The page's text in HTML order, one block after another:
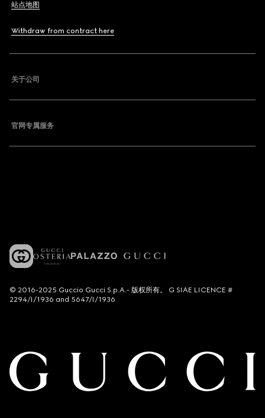
站点地图
Withdraw from contract here
关于公司
官网专属服务
© 2016-2025 Guccio Gucci S.p.A.- 版权所有。 G SIAE LICENCE #
2294/I/1936 and 5647/I/1936